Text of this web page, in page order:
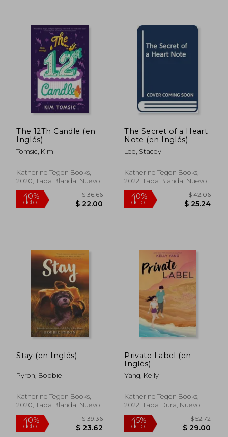
dcto. $ 30.10 dcto. $
45%
dcto.
40%
dcto.
The 12Th Candle (en
Inglés)
Tomsic, Kim
Katherine Tegen Books,
2020, Tapa Blanda, Nuevo
The Secret of a Heart
Note (en Inglés)
Lee, Stacey
Katherine Tegen Books,
2022, Tapa Blanda, Nuevo
Stay (en Inglés)
Pyron, Bobbie
Katherine Tegen Books,
2020, Tapa Blanda, Nuevo
Private Label (en
Inglés)
Yang, Kelly
Katherine Tegen Books,
2022, Tapa Dura, Nuevo